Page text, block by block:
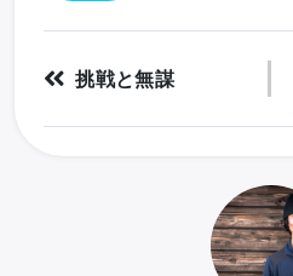
挑戦と無謀